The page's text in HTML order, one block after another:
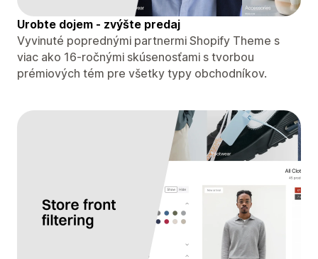
Urobte dojem - zvýšte predaj
Vyvinuté poprednými partnermi Shopify Theme s
viac ako 16-ročnými skúsenosťami s tvorbou
prémiových tém pre všetky typy obchodníkov.